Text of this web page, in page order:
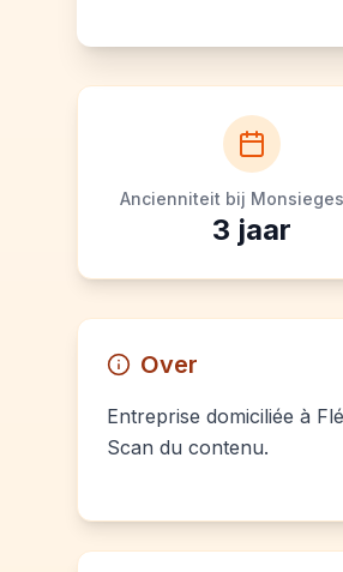
Ancienniteit bij
3 jaar
Over
Entreprise domiciliée à
Scan du contenu.